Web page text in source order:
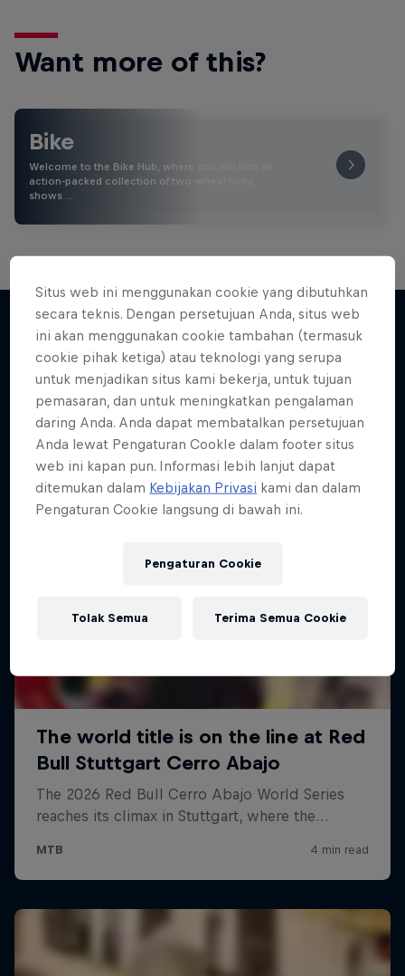
Want more of this?
Bike
Welcome to the Bike Hub, where you will find an
action-packed collection of two-wheel films,
shows …
Lebih banyak seperti ini
Situs web ini menggunakan cookie yang dibutuhkan
secara teknis. Dengan persetujuan Anda, situs web
ini akan menggunakan cookie tambahan (termasuk
cookie pihak ketiga) atau teknologi yang serupa
untuk menjadikan situs kami bekerja, untuk tujuan
pemasaran, dan untuk meningkatkan pengalaman
daring Anda. Anda dapat membatalkan persetujuan
Anda lewat Pengaturan CookIe dalam footer situs
web ini kapan pun. Informasi lebih lanjut dapat
ditemukan dalam Kebijakan Privasi kami dan dalam
Pengaturan Cookie langsung di bawah ini.
Pengaturan Cookie
Tolak Semua Terima Semua Cookie